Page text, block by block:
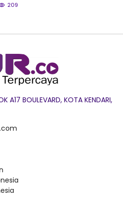
209
A17 BOULEVARD, KOTA KENDARI,